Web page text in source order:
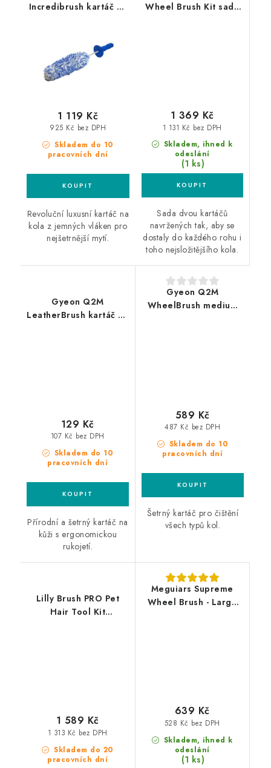
Incredibrush kartáč na
Skladem do 10
pracovních dní
925 Kč bez DPH
1 119 Kč
Revoluční luxusní kartáč na
kola z jemných vláken pro
nejšetrnější mytí.
Wheel Brush Kit sada
Skladem, ihned k
odeslání
(1 ks)
1 131 Kč bez DPH
1 369 Kč
Sada dvou kartáčů
navržených tak, aby se
dostaly do každého rohu i
toho nejsložitějšího kola.
Gyeon Q2M
LeatherBrush kartáč na
Skladem do 10
pracovních dní
107 Kč bez DPH
129 Kč
Přírodní a šetrný kartáč na
kůži s ergonomickou
rukojetí.
Gyeon Q2M
WheelBrush medium
Skladem do 10
pracovních dní
487 Kč bez DPH
589 Kč
Šetrný kartáč pro čištění
všech typů kol.
Lilly Brush PRO Pet
Hair Tool Kit
Skladem do 20
pracovních dní
1 313 Kč bez DPH
1 589 Kč
Meguiars Supreme
Wheel Brush - Large
Skladem, ihned k
odeslání
(1 ks)
528 Kč bez DPH
639 Kč